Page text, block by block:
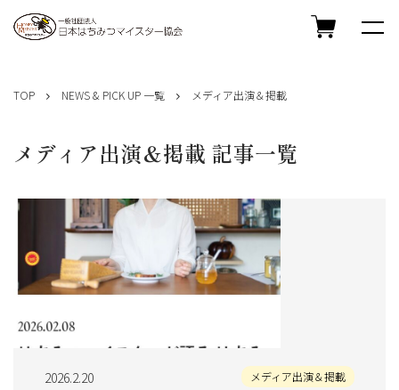
TOP NEWS & PICK UP 一覧 メディア出演＆掲載
メディア出演＆掲載 記事一覧
2026.2.20 メディア出演＆掲載